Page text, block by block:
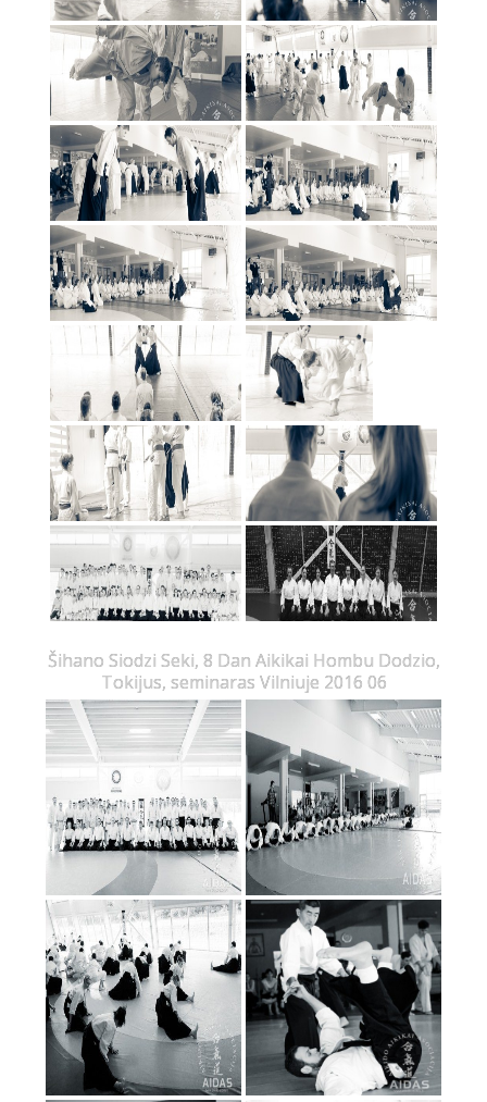
Šihano Siodzi Seki, 8 Dan Aikikai Hombu Dodzio,
Tokijus, seminaras Vilniuje 2016 06